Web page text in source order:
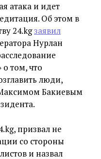
атака и идет
Об этом в
24.kgзаявил
Нурлан
том, что
люди,
Бакиевым
призвал не
со стороны
и назвал